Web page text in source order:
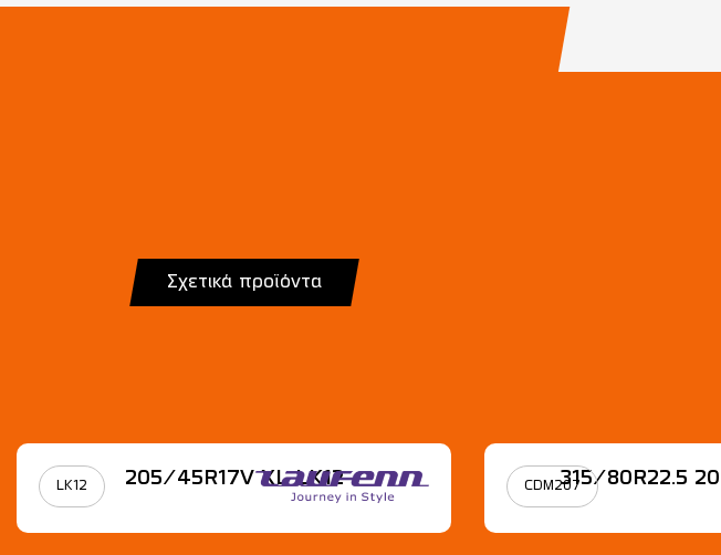
Σχετικά προϊόντα
LK12 205/45R17V XL LK12 CDM207315/80R22.5